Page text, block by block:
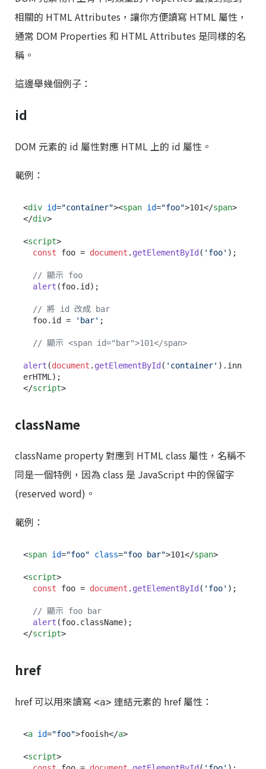
相關的 HTML Attributes，讓你方便讀寫 HTML 屬性，
通常 DOM Properties 和 HTML Attributes 是同樣的名
稱。
這邊舉幾個例子：
id
DOM 元素的 id 屬性對應 HTML 上的 id 屬性。
範例：
<div id="container"><span id="foo">101</span>
</div>
<script>
const foo = document . getElementById ( 'foo' );
// 顯示 foo
alert (foo. id );
// 將 id 改成 bar
  foo.
id = 'bar' ;
// 顯示 <span id="bar">101</span>
alert (document . getElementById ( 'container' ). inn
erHTML
</script>
className
className property 對應到 HTML class 屬性，名稱不
同是一個特例，因為 class 是 JavaScript 中的保留字
(reserved word)。
範例：
<span id="foo" class="foo bar">101</span>
<script>
const foo = document . getElementById ( 'foo' );
// 顯示 foo bar
alert (foo. className
</script>
href
href 可以用來讀寫 <a> 連結元素的 href 屬性：
<a id="foo">fooish</a>
<script>